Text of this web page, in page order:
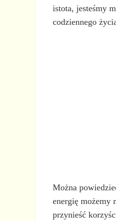
istota, jesteśmy
codziennego
Można
energię możemy
przynieść